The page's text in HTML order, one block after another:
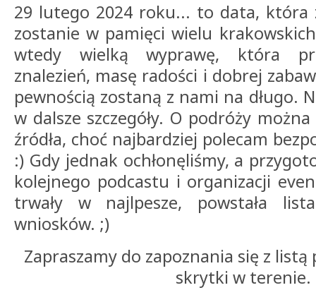
29 lutego 2024 roku... to data, która
zostanie w pamięci wielu
wtedy wielką wyprawę, która
znalezień, masę radości i dobrej
pewnością zostaną z nami na długo.
w dalsze szczegóły. O podróży
źródła, choć najbardziej polecam
:) Gdy jednak ochłonęliśmy, a
kolejnego podcastu i organizacji
trwały w najlpesze, powstała
wniosków. ;)
Zapraszamy do zapoznania się z
skrytki w terenie.